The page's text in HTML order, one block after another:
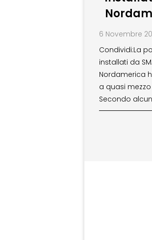
6 Novembre
Condividi:La
installati da
Nordamerica
a quasi
Secondo